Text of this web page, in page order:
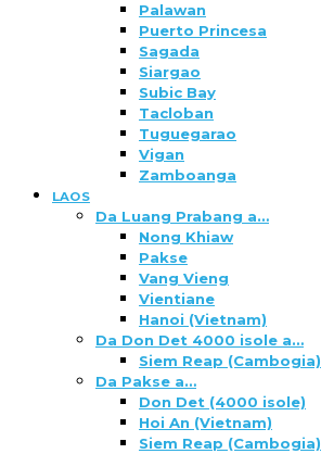
Palawan
Puerto Princesa
Sagada
Siargao
Subic Bay
Tacloban
Tuguegarao
Vigan
Zamboanga
LAOS
Da Luang Prabang a…
Nong Khiaw
Pakse
Vang Vieng
Vientiane
Hanoi (Vietnam)
Da Don Det 4000 isole a…
Siem Reap (Cambogia)
Da Pakse a…
Don Det (4000 isole)
Hoi An (Vietnam)
Siem Reap (Cambogia)